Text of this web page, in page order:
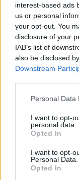
interest-based ads
us or personal
your opt-out. You
disclosure of your
IAB’s list of
also be disclosed
Downstream
Please note that
not limited to your
grant or deny
use your data for
consent section.
Personal Data
I want to opt-
personal data.
Opted In
I want to opt-
Personal Data.
Opted In
AUTORE
casual
Stadio
che